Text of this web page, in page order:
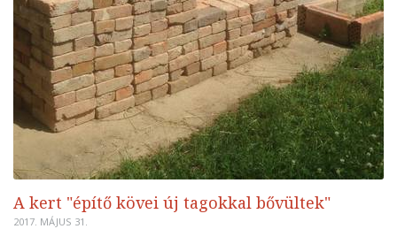
A kert "építő kövei új tagokkal bővültek"
2017. MÁJUS 31.